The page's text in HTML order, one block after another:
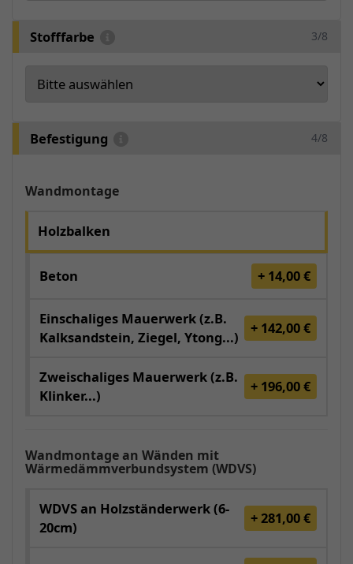
Stofffarbe 3/8
Befestigung 4/8
Wandmontage
Holzbalken
Beton + 14,00 €
Einschaliges Mauerwerk (z.B.
Kalksandstein, Ziegel, Ytong...)
+ 142,00 €
Zweischaliges Mauerwerk (z.B.
Klinker...)
+ 196,00 €
Wandmontage an Wänden mit
Wärmedämmverbundsystem (WDVS)
WDVS an Holzständerwerk (6-
20cm)
+ 281,00 €